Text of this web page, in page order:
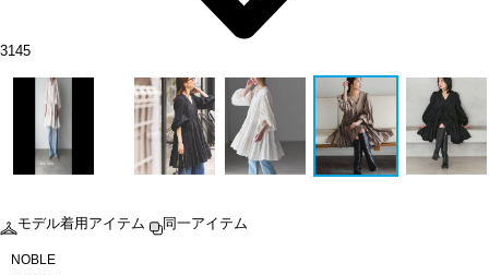
3145
モデル着用アイテム 同一アイテム
NOBLE